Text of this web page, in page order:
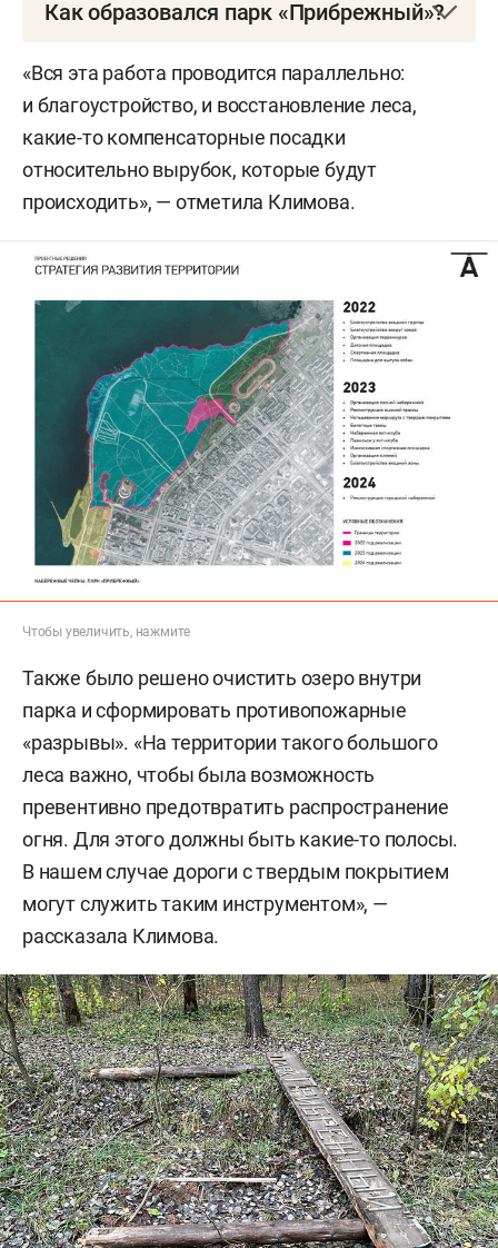
Как образовался парк «Прибрежный»?
Лес в парке «Прибрежный» — рукотворный, его
еще в 1950-е годы засадили лесоводы
Елабужского лесхоза совместно с жителями,
чтобы создать берегоукрепление прибрежной
полосы. Отсюда и название парка. Раньше
на этом месте был песчаный берег. Первая
защитная посадка полосы осокоря шириной
реки Камы длиной 3 км вниз по течению.
Следующим этапом защиты явилась сосновая
посадка длиной около 500 м, ставшая
в дальнейшем городским парком.
По первому проекту 1964-го Челны должны
были окружать зеленые массивы со стороны
не только реки, но и промзоны, создавая барьер
вредным выбросам. Но из-за бурной застройки
города все пошло не по плану. Второго парка,
отделяющего город от промзоны, не создали.
«Вся эта работа проводится параллельно:
и благоустройство, и восстановление леса,
какие-то компенсаторные посадки
относительно вырубок, которые будут
происходить», — отметила Климова.
Чтобы увеличить, нажмите
Также было решено очистить озеро внутри
парка и сформировать противопожарные
«разрывы». «На территории такого большого
леса важно, чтобы была возможность
превентивно предотвратить распространение
огня. Для этого должны быть какие-то полосы.
В нашем случае дороги с твердым покрытием
могут служить таким инструментом», —
рассказала Климова.